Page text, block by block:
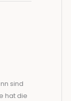
sind
hat die